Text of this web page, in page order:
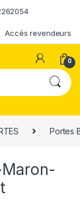
Accès revendeurs
0
Portes